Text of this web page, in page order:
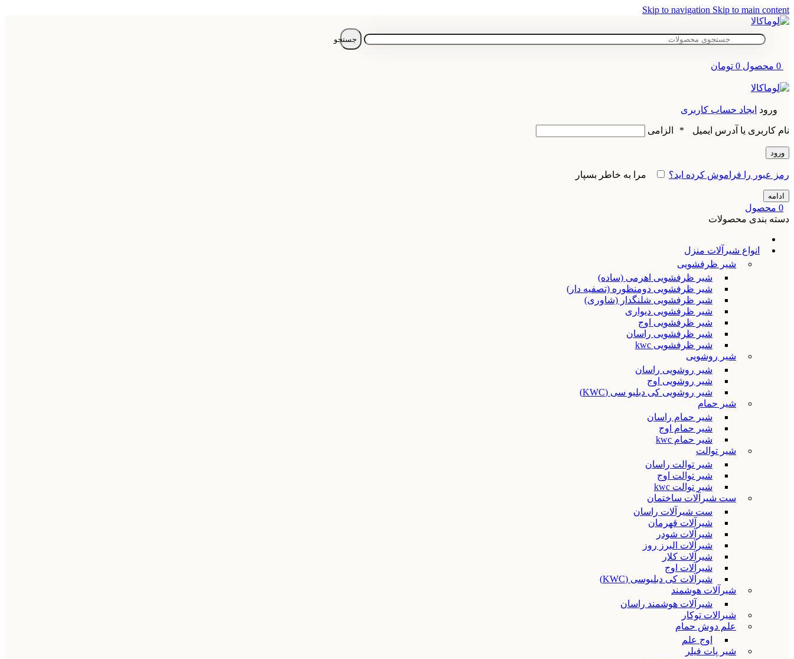
Skip to navigation Skip to main content
جستجو
0 محصول 0 تومان
ورود ایجاد حساب کاربری
نام کاربری یا آدرس ایمیل * الزامی
ورود
رمز عبور را فراموش کرده اید؟ مرا به خاطر بسپار
ادامه
0 محصول
دسته بندی محصولات
انواع شیرآلات منزل
شیر ظرفشویی
شیر ظرفشویی اهرمی (ساده)
شیر ظرفشویی دومنظوره (تصفیه دار)
شیر ظرفشویی شلنگدار (شاوری)
شیر ظرفشویی دیواری
شیر ظرفشویی اوج
شیر ظرفشویی راسان
شیر ظرفشویی kwc
شیر روشویی
شیر روشویی راسان
شیر روشویی اوج
شیر روشویی کی دبلیو سی (KWC)
شیر حمام
شیر حمام راسان
شیر حمام اوج
شیر حمام kwc
شیر توالت
شیر توالت راسان
شیر توالت اوج
شیر توالت kwc
ست شیرآلات ساختمان
ست شیرآلات راسان
شیرآلات قهرمان
شیرآلات شودر
شیرآلات البرز روز
شیرآلات کلار
شیرآلات اوج
شیرآلات کی دبلیوسی (KWC)
شیرآلات هوشمند
شیرآلات هوشمند راسان
شیرالات توکار
علم دوش حمام
اوج علم
شیر پات فیلر